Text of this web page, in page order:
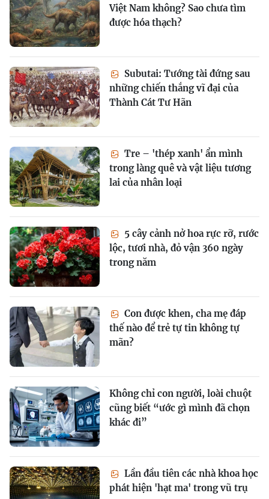
Việt Nam không? Sao chưa tìm
được hóa thạch?
Subutai: Tướng tài đứng sau
những chiến thắng vĩ đại của
Thành Cát Tư Hãn
Tre – 'thép xanh' ẩn mình
trong làng quê và vật liệu tương
lai của nhân loại
5 cây cảnh nở hoa rực rỡ, rước
lộc, tươi nhà, đỏ vận 360 ngày
trong năm
Con được khen, cha mẹ đáp
thế nào để trẻ tự tin không tự
mãn?
Không chỉ con người, loài chuột
cũng biết “ước gì mình đã chọn
khác đi”
Lần đầu tiên các nhà khoa học
phát hiện 'hạt ma' trong vũ trụ